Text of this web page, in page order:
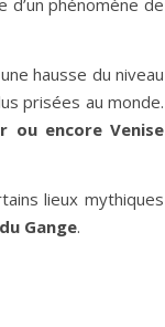
hausse du niveau
prisées au monde.
ou encore Venise
lieux mythiques
Gange.